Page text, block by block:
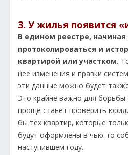
3. У жилья появится
В едином реестре, начиная
протоколироваться и
квартирой или участком.
нее изменения и правки
эти данные можно будет
Это крайне важно для
проще станет проверить
бы тех квартир, которые
будут оформлены в чью-то
наступившем году.